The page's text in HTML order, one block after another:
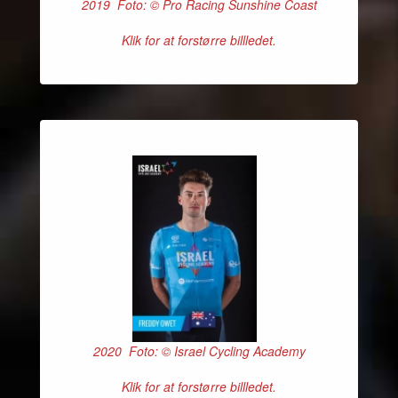
2019 Foto: © Pro Racing Sunshine Coast
Klik for at forstørre billledet.
2020 Foto: © Israel Cycling Academy
Klik for at forstørre billledet.